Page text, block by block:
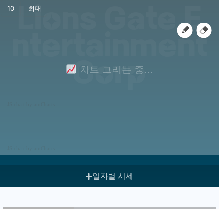
Lions Gate E
ntertainment
Corp
차트 그리는 중...
일자별 시세